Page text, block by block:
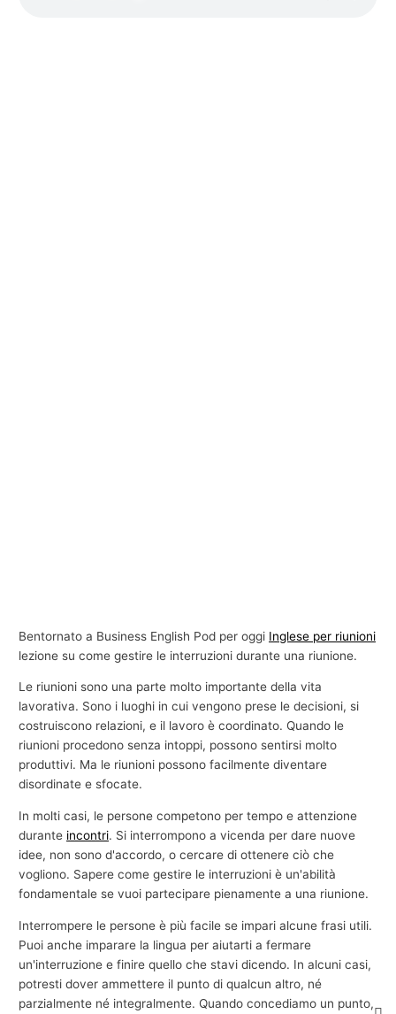
Bentornato a Business English Pod per oggi Inglese per riunioni
lezione su come gestire le interruzioni durante una riunione.
Le riunioni sono una parte molto importante della vita
lavorativa. Sono i luoghi in cui vengono prese le decisioni, si
costruiscono relazioni, e il lavoro è coordinato. Quando le
riunioni procedono senza intoppi, possono sentirsi molto
produttivi. Ma le riunioni possono facilmente diventare
disordinate e sfocate.
In molti casi, le persone competono per tempo e attenzione
durante incontri. Si interrompono a vicenda per dare nuove
idee, non sono d'accordo, o cercare di ottenere ciò che
vogliono. Sapere come gestire le interruzioni è un'abilità
fondamentale se vuoi partecipare pienamente a una riunione.
Interrompere le persone è più facile se impari alcune frasi utili.
Puoi anche imparare la lingua per aiutarti a fermare
un'interruzione e finire quello che stavi dicendo. In alcuni casi,
potresti dover ammettere il punto di qualcun altro, né
parzialmente né integralmente. Quando concediamo un punto,